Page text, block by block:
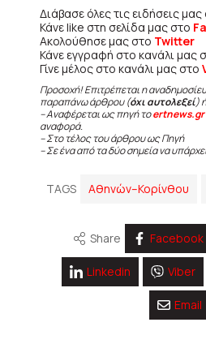
Διάβασε όλες τις ειδήσεις μας
Κάνε like στη σελίδα μας στο
Ακολούθησε μας στο Twitter
Κάνε εγγραφή στο κανάλι μας
Γίνε μέλος στο κανάλι μας στο
Προσοχή! Επιτρέπεται η
παραπάνω άρθρου (όχι αυτολεξεί)
– Αναφέρεται ως πηγή τοertnews.gr
αναφορά.
– Στο τέλος του άρθρου ως Πηγή
– Σε ένα από τα δύο σημεία να
TAGS Αθηνών–Κορίνθου
Share Facebook
Linkedin Viber
Email